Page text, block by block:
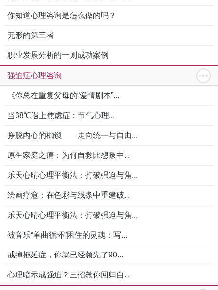
你知道心理咨询是怎么做的吗？
无形的第三者
职业发展分析的一则成功案例
强迫症心理咨询
《你总在重复父母的“爱情剧本”...
当38℃遇上焦虑症：节气心理...
挣脱内心的枷锁——走向统一与自由...
原生家庭之痛：为何自救比想象中...
乐天心晴心理平衡法：打破强迫与焦...
绘画疗愈：在色彩与线条中重建破...
乐天心晴心理平衡法：打破强迫与焦...
被音乐“单曲循环”困住的灵魂：写...
戒掉拖延症，你就已经领先了90...
心理暗示成强迫？三招教你回归自...